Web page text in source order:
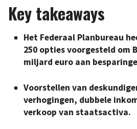
Key takeaways
Het Federaal Planbureau
250 opties voorgesteld om
miljard euro aan
Voorstellen van
verhogingen, dubbele
verkoop van staatsactiva.